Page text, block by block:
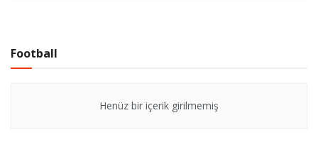
Football
Henüz bir içerik girilmemiş